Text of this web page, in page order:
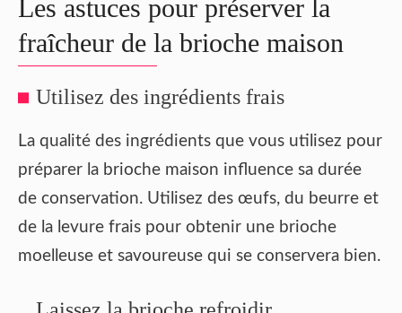
Les astuces pour préserver la
fraîcheur de la brioche maison
Utilisez des ingrédients frais
La qualité des ingrédients que vous utilisez pour
préparer la brioche maison influence sa durée
de conservation. Utilisez des œufs, du beurre et
de la levure frais pour obtenir une brioche
moelleuse et savoureuse qui se conservera bien.